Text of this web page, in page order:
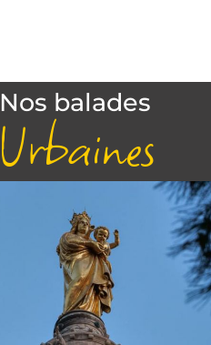
Nos balades
Urbaines